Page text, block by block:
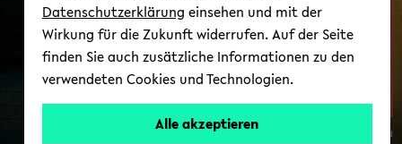
4:
© Uni­ver­si­tät Bie­le­feld
Datenschutzerklärung einsehen und mit der
Wirkung für die Zukunft widerrufen. Auf der Seite
finden Sie auch zusätzliche Informationen zu den
verwendeten Cookies und Technologien.
Alle akzeptieren